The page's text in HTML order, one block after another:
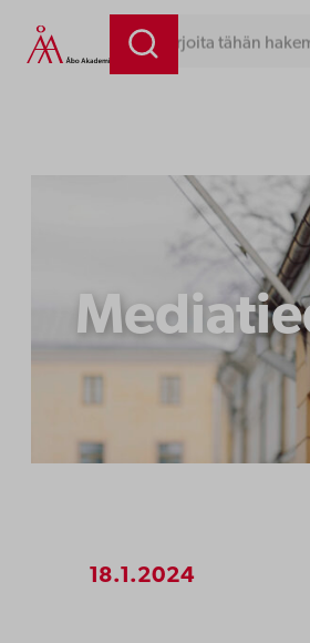
Siirry
sisältöön
Kirjoita tähän
18.1.2024